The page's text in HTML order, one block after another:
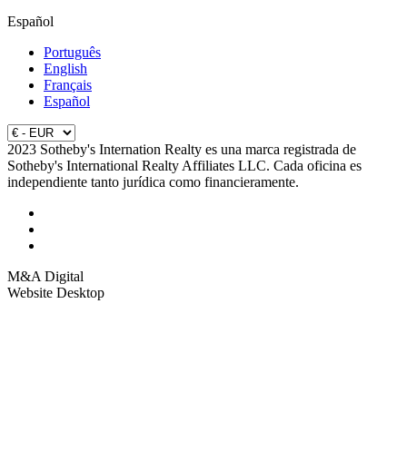
Español
Português
English
Français
Español
2023 Sotheby's Internation Realty es una marca registrada de
Sotheby's International Realty Affiliates LLC. Cada oficina es
independiente tanto jurídica como financieramente.
M&A Digital
Website Desktop